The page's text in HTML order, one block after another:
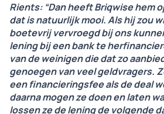
Rients: “Dan heeft Briqwise hem
dat is natuurlijk mooi. Als hij zou
boetevrij vervroegd bij ons
lening bij een bank te
van de weinigen die dat zo
genoegen van veel geldvragers.
een financieringsfee als de deal
daarna mogen ze doen en laten
lossen ze de lening de volgende